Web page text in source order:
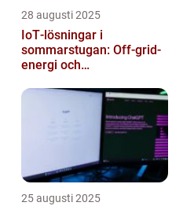
28 augusti 2025
IoT‑lösningar i
sommarstugan: Off‑grid-
energi och
25 augusti 2025